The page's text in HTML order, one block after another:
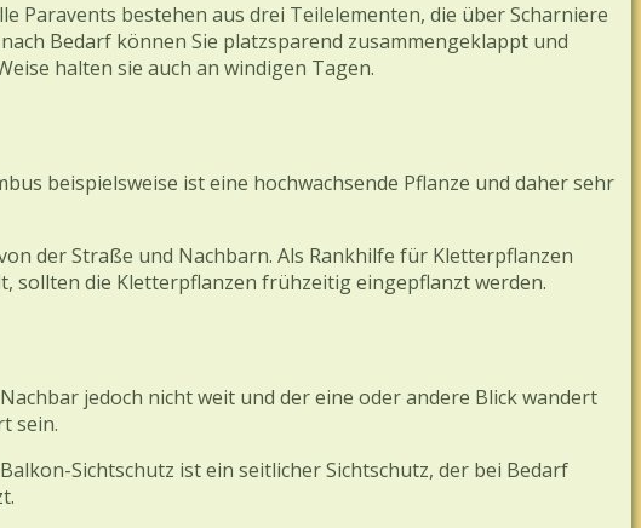
Paravents bestehen aus drei Teilelementen, die über Scharniere
Bedarf können Sie platzsparend zusammengeklappt und
halten sie auch an windigen Tagen.
beispielsweise ist eine hochwachsende Pflanze und daher sehr
der Straße und Nachbarn. Als Rankhilfe für Kletterpflanzen
sollten die Kletterpflanzen frühzeitig eingepflanzt werden.
jedoch nicht weit und der eine oder andere Blick wandert
sein.
Sichtschutz ist ein seitlicher Sichtschutz, der bei Bedarf